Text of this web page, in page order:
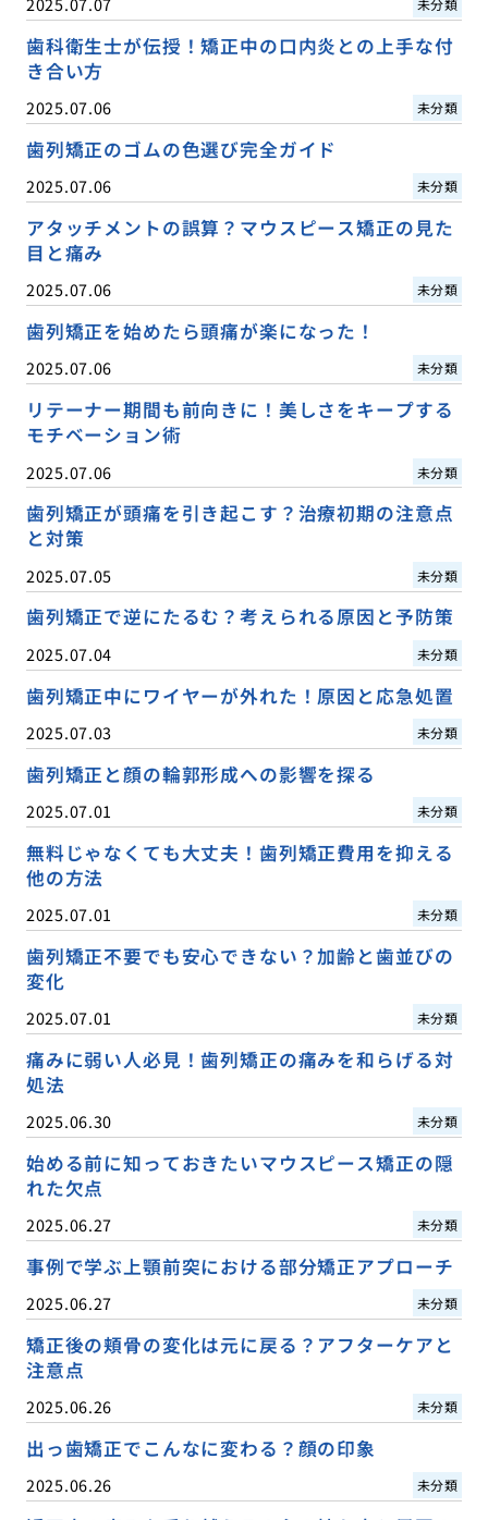
未分類
歯科衛生士が伝授！矯正中の口内炎との上手な付
き合い方
2025.07.06 未分類
歯列矯正のゴムの色選び完全ガイド
2025.07.06 未分類
アタッチメントの誤算？マウスピース矯正の見た
目と痛み
2025.07.06 未分類
歯列矯正を始めたら頭痛が楽になった！
2025.07.06 未分類
リテーナー期間も前向きに！美しさをキープする
モチベーション術
2025.07.06 未分類
歯列矯正が頭痛を引き起こす？治療初期の注意点
と対策
2025.07.05 未分類
歯列矯正で逆にたるむ？考えられる原因と予防策
2025.07.04 未分類
歯列矯正中にワイヤーが外れた！原因と応急処置
2025.07.03 未分類
歯列矯正と顔の輪郭形成への影響を探る
2025.07.01 未分類
無料じゃなくても大丈夫！歯列矯正費用を抑える
他の方法
2025.07.01 未分類
歯列矯正不要でも安心できない？加齢と歯並びの
変化
2025.07.01 未分類
痛みに弱い人必見！歯列矯正の痛みを和らげる対
処法
2025.06.30 未分類
始める前に知っておきたいマウスピース矯正の隠
れた欠点
2025.06.27 未分類
事例で学ぶ上顎前突における部分矯正アプローチ
2025.06.27 未分類
矯正後の頬骨の変化は元に戻る？アフターケアと
注意点
2025.06.26 未分類
出っ歯矯正でこんなに変わる？顔の印象
2025.06.26 未分類